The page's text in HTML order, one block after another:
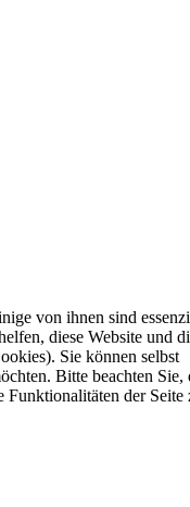
von ihnen sind
diese Website und
Sie können selbst
Bitte beachten Sie,
der Seite